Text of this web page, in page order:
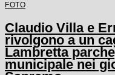
FOTO
Claudio Villa e
rivolgono a un
Lambretta
municipale nei